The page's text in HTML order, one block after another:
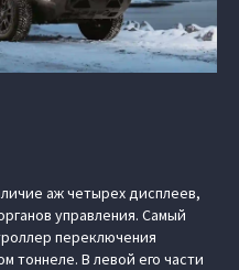
аж четырех дисплеев,
управления. Самый
переключения
тоннеле. В левой его части